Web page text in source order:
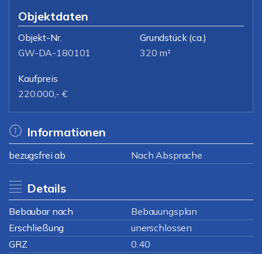
Objektdaten
Objekt-Nr.
GW-DA-180101
Grundstück(ca.)
320 m²
Kaufpreis
220.000,- €
Informationen
bezugsfrei ab Nach Absprache
Details
Bebaubar nach
Bebauungsplan
Erschließung
unerschlossen
GRZ
0.40